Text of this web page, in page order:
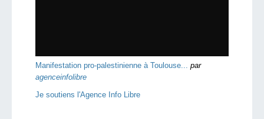
Manifestation pro-palestinienne à Toulouse... par
agenceinfolibre
Je soutiens l'Agence Info Libre